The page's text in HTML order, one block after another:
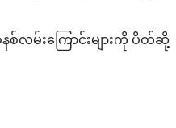
စ်လမ်းကြောင်းများကို ပိတ်ဆို့